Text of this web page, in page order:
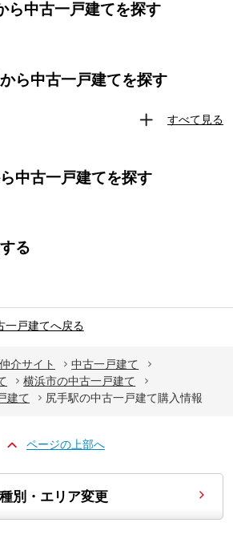
ら中古一戸建てを探す
ら中古一戸建てを探す
すべて見る
中古一戸建てを探す
る
一戸建てへ戻る
介サイト
中古一戸建て
横浜市の中古一戸建て
建て
尻手駅の中古一戸建て購入情報
ページの上部へ
種別・エリア変更